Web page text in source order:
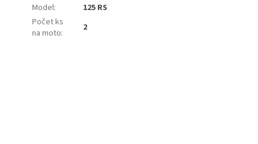
Model:
125 RS
Počet ks
na moto: 2